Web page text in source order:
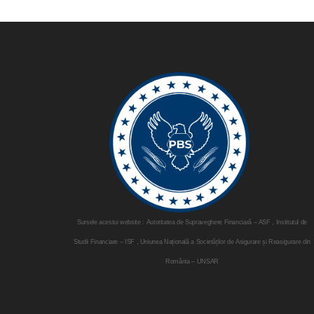
Sursele acestui website : Autoritatea de Supraveghere Financiară – ASF , Institutul de
Studii Financiare – ISF , Uniunea Națională a Societăților de Asigurare și Reasigurare din
România – UNSAR